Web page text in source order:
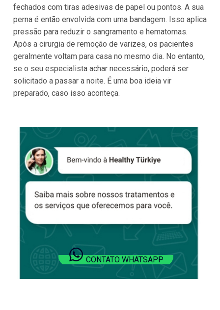
fechados com tiras adesivas de papel ou pontos. A sua
perna é então envolvida com uma bandagem. Isso aplica
pressão para reduzir o sangramento e hematomas.
Após a cirurgia de remoção de varizes, os pacientes
geralmente voltam para casa no mesmo dia. No entanto,
se o seu especialista achar necessário, poderá ser
solicitado a passar a noite. É uma boa ideia vir
preparado, caso isso aconteça.
CONTATO WHATSAPP